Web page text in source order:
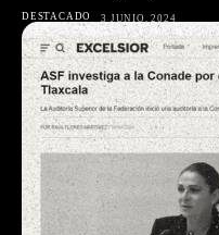
DESTACADO 3 JUNIO, 2024